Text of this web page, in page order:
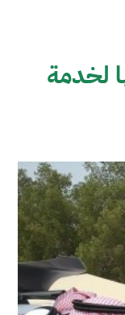
لخدمة